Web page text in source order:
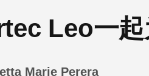
Leo一
Marie Perera